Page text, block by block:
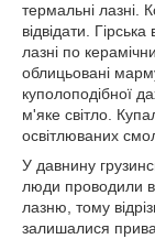
термальні лазні.
відвідати.
лазні по
облицьовані
куполоподібної
м'яке світло.
освітлюваних
У давнину
люди проводили в
лазню, тому
залишалися